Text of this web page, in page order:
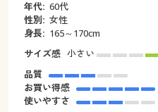
年代: 60代
性別: 女性
身長: 165～170cm
サイズ感 小さい
品質
お買い得感
使いやすさ